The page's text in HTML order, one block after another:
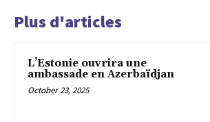
Plus d'articles
L’Estonie ouvrira une
ambassade en Azerbaïdjan
October 23, 2025